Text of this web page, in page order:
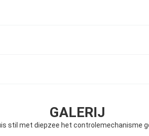
GALERIJ
stil met diepzee het